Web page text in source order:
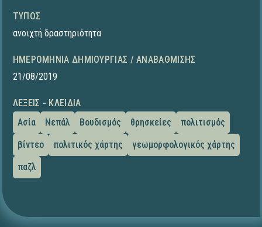
ΤΎΠΟΣ
ανοιχτή δραστηριότητα
ΗΜΕΡΟΜΗΝΊΑ ΔΗΜΙΟΥΡΓΊΑΣ / ΑΝΑΒΆΘΜΙΣΗΣ
21/08/2019
ΛΈΞΕΙΣ - ΚΛΕΙΔΙΆ
Ασία
Νεπάλ Βουδισμός θρησκείες
πολιτισμός
βίντεο
πολιτικός χάρτης
γεωμορφολογικός χάρτης
παζλ